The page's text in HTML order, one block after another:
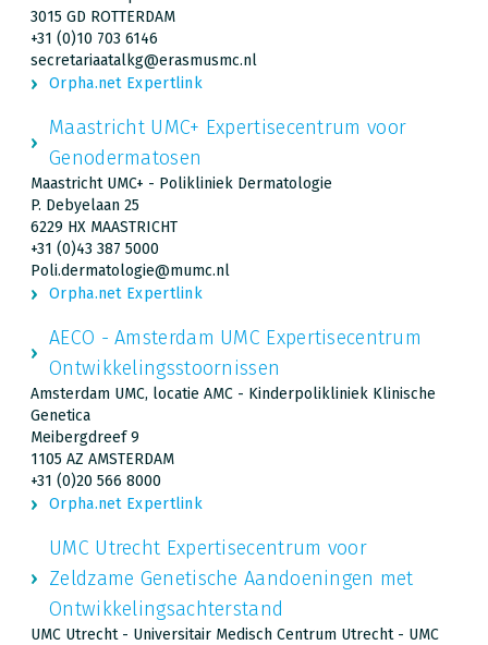
3015 GD ROTTERDAM
+31 (0)10 703 6146
secretariaatalkg@erasmusmc.nl
Orpha.net Expertlink
Maastricht UMC+ Expertisecentrum voor
Genodermatosen
Maastricht UMC+ - Polikliniek Dermatologie
P. Debyelaan 25
6229 HX MAASTRICHT
+31 (0)43 387 5000
Poli.dermatologie@mumc.nl
Orpha.net Expertlink
AECO - Amsterdam UMC Expertisecentrum
Ontwikkelingsstoornissen
Amsterdam UMC, locatie AMC - Kinderpolikliniek Klinische
Genetica
Meibergdreef 9
1105 AZ AMSTERDAM
+31 (0)20 566 8000
Orpha.net Expertlink
UMC Utrecht Expertisecentrum voor
Zeldzame Genetische Aandoeningen met
Ontwikkelingsachterstand
UMC Utrecht - Universitair Medisch Centrum Utrecht - UMC